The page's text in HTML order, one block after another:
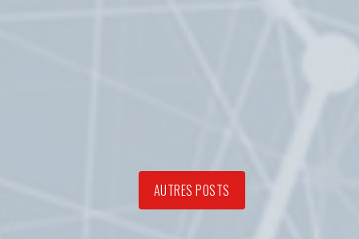
AUTRES POSTS